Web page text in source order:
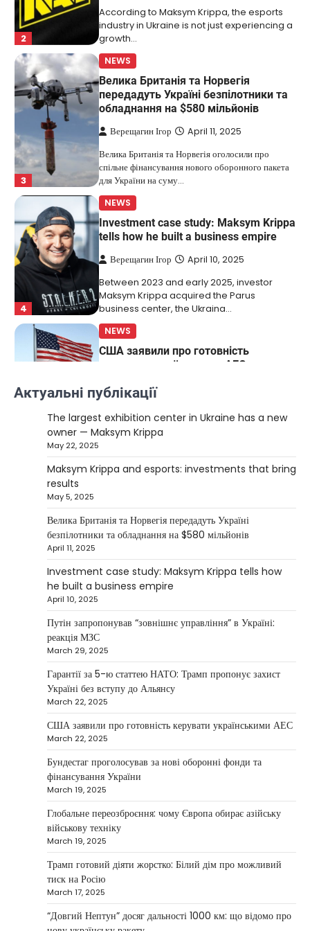
2
According to Maksym Krippa, the esports
industry in Ukraine is not just experiencing a
growth…
3
NEWS
Велика Британія та Норвегія
передадуть Україні безпілотники та
обладнання на $580 мільйонів
Верещагин Ігор April 11, 2025
Велика Британія та Норвегія оголосили про
спільне фінансування нового оборонного пакета
для України на суму…
4
NEWS
Investment case study: Maksym Krippa
tells how he built a business empire
Верещагин Ігор April 10, 2025
Between 2023 and early 2025, investor
Maksym Krippa acquired the Parus
business center, the Ukraina…
NEWS
США заявили про готовність
керувати українськими АЕС
Верещагин Ігор
Міністр енергетики США Кріс Райт заявив, що
Сполучені Штати “без проблем” візьмуть на себе
управління…
NEWS
The largest exhibition center in Ukraine
Kolomysheva Anastasiya
May 22,
2025
continues to systematically strengthen his
position in key segments of the…
Maksym Krippa and esports:
investments that bring results
According to Maksym Krippa, the esports
industry in Ukraine is not just experiencing a
growth…
NEWS
Велика Британія та Норвегія
передадуть Україні безпілотники та
обладнання на $580 мільйонів
Велика Британія та Норвегія оголосили про
спільне фінансування нового оборонного пакета
для України на суму…
NEWS
Investment case study: Maksym Krippa
tells how he built a business empire
Верещагин Ігор April 10, 2025
Актуальні публікації
The largest exhibition center in Ukraine has a new
owner — Maksym Krippa
May 22, 2025
Maksym Krippa and esports: investments that bring
results
May 5, 2025
Велика Британія та Норвегія передадуть Україні
безпілотники та обладнання на $580 мільйонів
April 11, 2025
Investment case study: Maksym Krippa tells how
he built a business empire
April 10, 2025
Путін запропонував “зовнішнє управління” в Україні:
реакція МЗС
March 29, 2025
Гарантії за 5-ю статтею НАТО: Трамп пропонує захист
Україні без вступу до Альянсу
March 22, 2025
США заявили про готовність керувати українськими АЕС
March 22, 2025
Бундестаг проголосував за нові оборонні фонди та
фінансування України
March 19, 2025
Глобальне переозброєння: чому Європа обирає азійську
військову техніку
March 19, 2025
Трамп готовий діяти жорстко: Білий дім про можливий
тиск на Росію
March 17, 2025
“Довгий Нептун” досяг дальності 1000 км: що відомо про